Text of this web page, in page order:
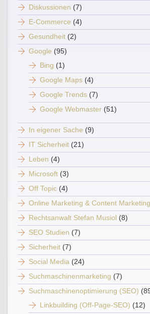
Diskussionen (7)
E-Commerce (4)
Gesundheit (2)
Google (95)
Bing (1)
Google Maps (4)
Google Trends (7)
Google Webmaster (51)
In eigener Sache (9)
IT Sicherheit (21)
Leben (4)
Microsoft (3)
Off Topic (4)
Online Marketing & Content Marketing
Rechtsanwalt Stefan Musiol (8)
SEO Studien (7)
Sicherheit (7)
Social Media (24)
Suchmaschinenmarketing (7)
Suchmaschinenoptimierung (SEO)
Linkbuilding (Off-Page-SEO) (12)